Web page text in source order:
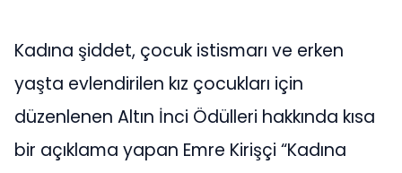
Kadına şiddet, çocuk istismarı ve erken
yaşta evlendirilen kız çocukları için
düzenlenen Altın İnci Ödülleri hakkında kısa
bir açıklama yapan Emre Kirişçi “Kadına